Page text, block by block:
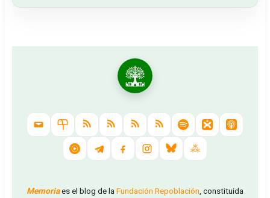
Memoriaes el blog de la Fundación Repoblación , constituida